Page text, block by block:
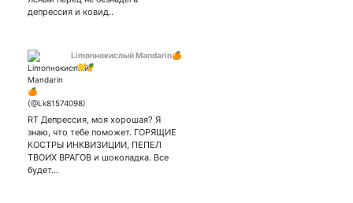
депрессия и ковид..
Limonнокислый Мandarin🍊
•💛🍍
RT Депрессия, моя хорошая? Я
знаю, что тебе поможет. ГОРЯЩИЕ
КОСТРЫ ИНКВИЗИЦИИ, ПЕПЕЛ
ТВОИХ ВРАГОВ и шоколадка. Все
будет…